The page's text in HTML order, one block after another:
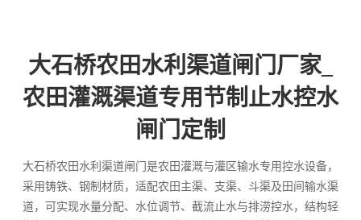
大石桥农田水利渠道闸门厂家_
农田灌溉渠道专用节制止水控水
闸门定制
大石桥农田水利渠道闸门是农田灌溉与灌区输水专用控水设备，
采用铸铁、钢制材质，适配农田主渠、支渠、斗渠及田间输水渠
道，可实现水量分配、水位调节、截流止水与排涝控水，结构轻